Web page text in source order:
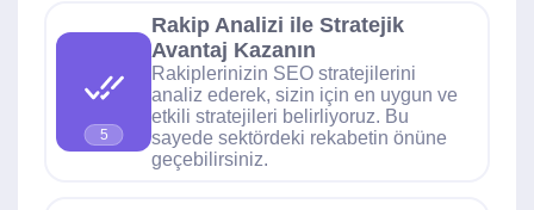
5
Rakip Analizi ile Stratejik
Avantaj Kazanın
Rakiplerinizin SEO stratejilerini
analiz ederek, sizin için en uygun ve
etkili stratejileri belirliyoruz. Bu
sayede sektördeki rekabetin önüne
geçebilirsiniz.